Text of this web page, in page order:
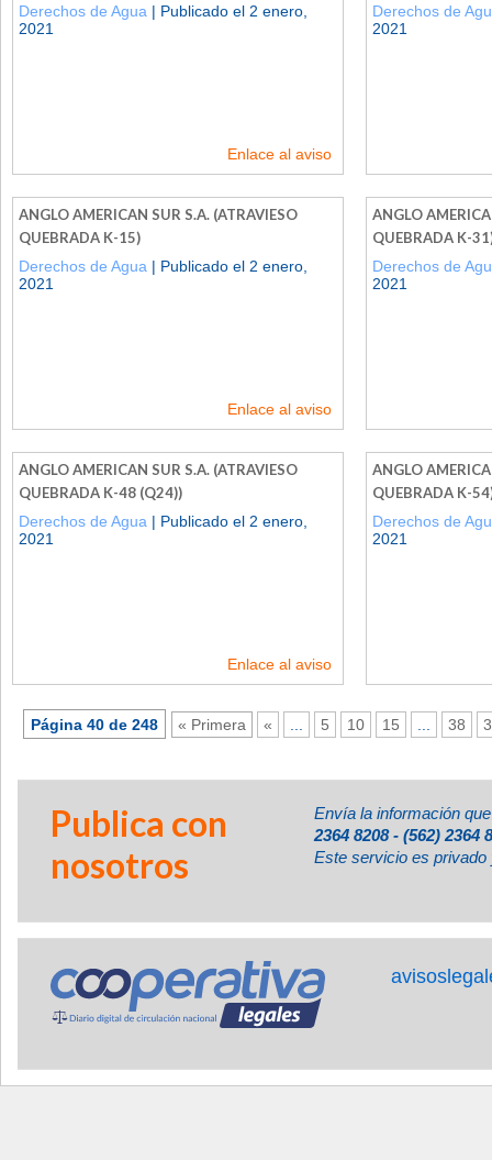
Derechos de Agua | Publicado el 2 enero,
2021
Enlace al aviso
Derechos de
2021
ANGLO AMERICAN SUR S.A. (ATRAVIESO
QUEBRADA K-15)
Derechos de Agua | Publicado el 2 enero,
2021
Enlace al aviso
ANGLO
QUEBRADA K-
Derechos de
2021
ANGLO AMERICAN SUR S.A. (ATRAVIESO
QUEBRADA K-48 (Q24))
Derechos de Agua | Publicado el 2 enero,
2021
Enlace al aviso
ANGLO
QUEBRADA K-
Derechos de
2021
Página 40 de 248 « Primera « 5 10 15 38
Publica con
nosotros
Envía la información
2364 8208 - (562) 2364
Este servicio es privado